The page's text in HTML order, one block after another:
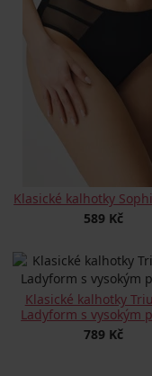
Klasické kalhotky
589 Kč
Klasické kalhotky
Ladyform s vysokým
789 Kč